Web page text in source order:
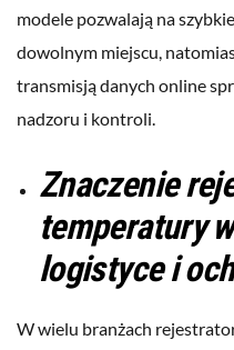
modele pozwalają na
dowolnym miejscu,
transmisją danych online
nadzoru i kontroli.
Znaczenie
temperatury
logistyce i
W wielu branżach